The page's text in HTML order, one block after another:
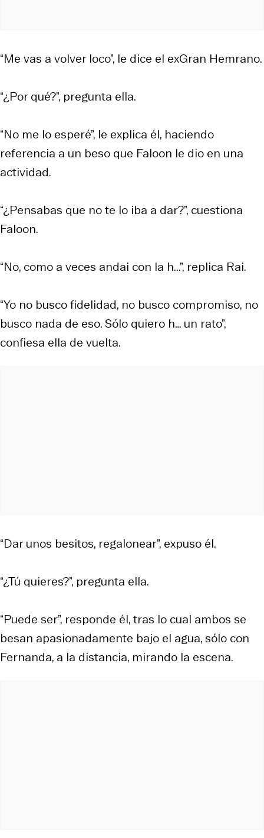
“Me vas a volver loco”, le dice el exGran Hemrano.
“¿Por qué?”, pregunta ella.
“No me lo esperé”, le explica él, haciendo
referencia a un beso que Faloon le dio en una
actividad.
“¿Pensabas que no te lo iba a dar?”, cuestiona
Faloon.
“No, como a veces andai con la h...”, replica Rai.
“Yo no busco fidelidad, no busco compromiso, no
busco nada de eso. Sólo quiero h… un rato”,
confiesa ella de vuelta.
“Dar unos besitos, regalonear”, expuso él.
“¿Tú quieres?”, pregunta ella.
“Puede ser”, responde él, tras lo cual ambos se
besan apasionadamente bajo el agua, sólo con
Fernanda, a la distancia, mirando la escena.